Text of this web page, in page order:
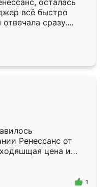
осталась
всё быстро
сразу.
подошёл к
Собрали
аккуратно, даже
Ренессанс от
цена и
Приехавший
самый
1